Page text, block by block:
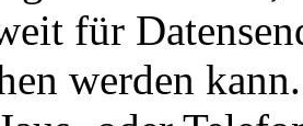
für
werden